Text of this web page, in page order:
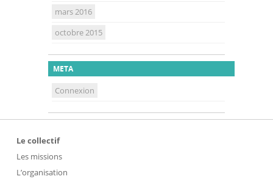
mars 2016
octobre 2015
META
Connexion
Le collectif
Les missions
L’organisation